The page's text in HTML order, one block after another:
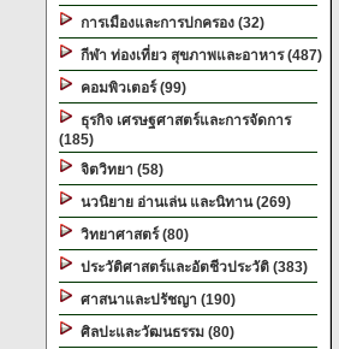
การเมืองและการปกครอง (32)
กีฬา ท่องเที่ยว สุขภาพและอาหาร (487)
คอมพิวเตอร์ (99)
ธุรกิจ เศรษฐศาสตร์และการจัดการ
(185)
จิตวิทยา (58)
นวนิยาย อ่านเล่น และนิทาน (269)
วิทยาศาสตร์ (80)
ประวัติศาสตร์และอัตชีวประวัติ (383)
ศาสนาและปรัชญา (190)
ศิลปะและวัฒนธรรม (80)